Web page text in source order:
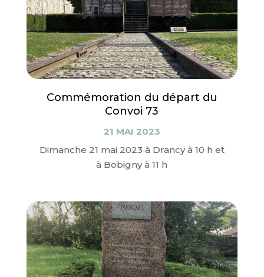
Commémoration du départ du
Convoi 73
21 MAI 2023
Dimanche 21 mai 2023 à Drancy à 10 h et
à Bobigny à 11 h